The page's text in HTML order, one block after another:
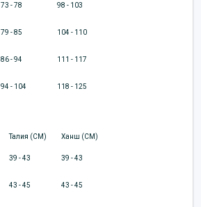
73 - 78 98 - 103
79 - 85 104 - 110
86 - 94 111 - 117
94 - 104 118 - 125
Талия (CM) Ханш (CM)
39 - 43 39 - 43
43 - 45 43 - 45